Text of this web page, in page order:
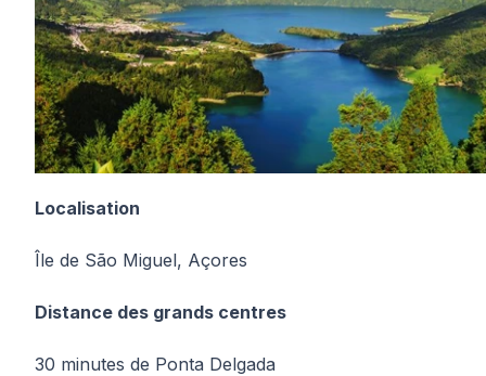
Localisation
Île de São Miguel, Açores
Distance des grands centres
30 minutes de Ponta Delgada